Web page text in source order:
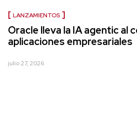
LANZAMIENTOS
Oracle lleva la IA agentic al
aplicaciones empresariales
julio 27, 2026